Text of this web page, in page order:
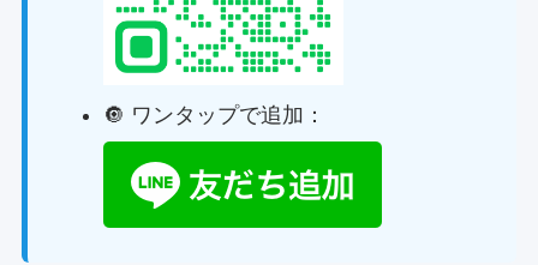
🔘 ワンタップで追加：